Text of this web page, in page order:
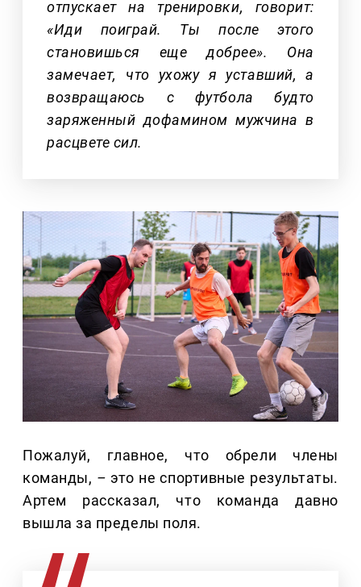
отпускает на тренировки, говорит:
«Иди поиграй. Ты после этого
становишься еще добрее». Она
замечает, что ухожу я уставший, а
возвращаюсь с футбола будто
заряженный дофамином мужчина в
расцвете сил.
Пожалуй, главное, что обрели члены
команды, – это не спортивные результаты.
Артем рассказал, что команда давно
вышла за пределы поля.